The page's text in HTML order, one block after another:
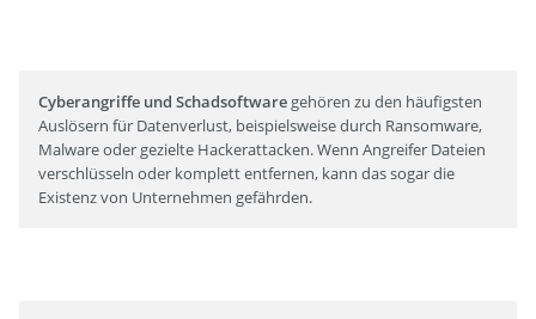
Cyberangriffe und Schadsoftware gehören zu den häufigsten
Auslösern für Datenverlust, beispielsweise durch Ransomware,
Malware oder gezielte Hackerattacken. Wenn Angreifer Dateien
verschlüsseln oder komplett entfernen, kann das sogar die
Existenz von Unternehmen gefährden.